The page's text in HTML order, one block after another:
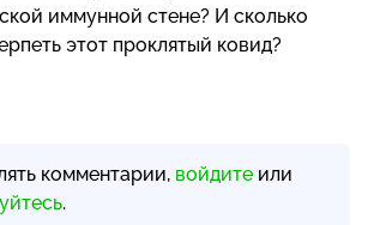
иммунной стене? И сколько
этот проклятый ковид?
комментарии, войдите или
.